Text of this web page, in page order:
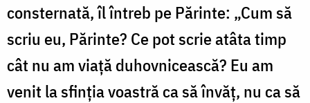
consternată, îl întreb pe Părinte: „Cum să
scriu eu, Părinte? Ce pot scrie atâta timp
cât nu am viață duhovnicească? Eu am
venit la sfinția voastră ca să învăț, nu ca să